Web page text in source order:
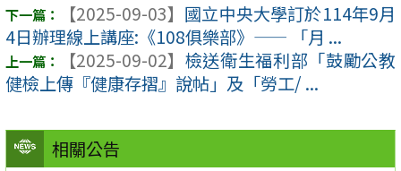
相關公告
【2025-09-03】 國立中央大學訂於114年9月
4日辦理線上講座:《108俱樂部》—— 「月 ...
【2025-09-02】 檢送衛生福利部「鼓勵公教
健檢上傳『健康存摺』說帖」及「勞工/ ...